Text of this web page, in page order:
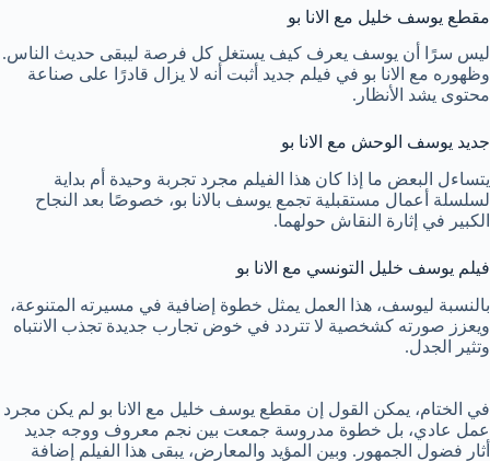
مقطع يوسف خليل مع الانا بو
ليس سرًا أن يوسف يعرف كيف يستغل كل فرصة ليبقى حديث الناس.
وظهوره مع الانا بو في فيلم جديد أثبت أنه لا يزال قادرًا على صناعة
محتوى يشد الأنظار.
جديد يوسف الوحش مع الانا بو
يتساءل البعض ما إذا كان هذا الفيلم مجرد تجربة وحيدة أم بداية
لسلسلة أعمال مستقبلية تجمع يوسف بالانا بو، خصوصًا بعد النجاح
الكبير في إثارة النقاش حولهما.
فيلم يوسف خليل التونسي مع الانا بو
بالنسبة ليوسف، هذا العمل يمثل خطوة إضافية في مسيرته المتنوعة،
ويعزز صورته كشخصية لا تتردد في خوض تجارب جديدة تجذب الانتباه
وتثير الجدل.
في الختام، يمكن القول إن مقطع يوسف خليل مع الانا بو لم يكن مجرد
عمل عادي، بل خطوة مدروسة جمعت بين نجم معروف ووجه جديد
أثار فضول الجمهور. وبين المؤيد والمعارض، يبقى هذا الفيلم إضافة